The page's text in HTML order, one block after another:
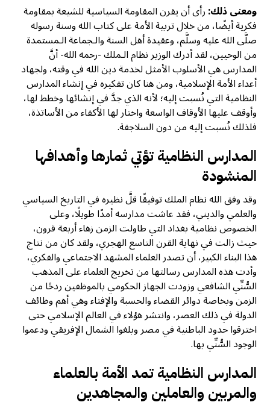
ومعنى ذلك:رأى أن يقرن المقاومة السياسية للشيعة بمقاومة
فكرية أيضًا، من خلال تربية الأمة على كتاب الله وسنة رسوله
صلَّى الله عليه وسلَّم، وعقيدة أهل السنة والـجماعة الـمستمدة
من الوحيين، لقد أدرك الوزير نظام الـملك -رحمه الله- أنَّ
المدارس هي الأسلوب الأمثل لخدمة دين الله في وقته، ولجهاد
أعداء الأمة الإسلامية، ومن هنا كان تفكيره في إنشاء المدارس
النظامية التي نُسبت إليه؛ لأنه الذي جدَّ في إنشائها وخطط لها،
وأوقف عليها الأوقاف الواسعة واختار لها الأكفاء من الأساتذة،
فلذلك نُسبت إليه من دون السلاجقة.
المدارس النظامية تؤتي ثمارها وأهدافها
المنشودة
وقد وفق الله نظام الملك توفيقًا قلَّ نظيره في التاريخ السياسي
والعلمي والديني، فقد عاشت مدارسه أمدًا طويلًا، وعلى
الخصوص نظامية بغداد التي طاولت الزمن زهاء أربعة قرون،
حيث زالت في نهاية القرن التاسع الهجري، ولقد كان من نتاج
هذا البناء الكبير، أن تصدر العلماء المشهد الاجتماعي والفكري،
وأدت هذه المدارس رسالتها من تخريج العلماء على المذهب
السُّنِّي الشافعي وزودت الجهاز الحكومي بالموظفين ردحًا من
الزمن وبخاصة دوائر القضاء والحسبة والإفتاء وهي أهم وظائف
الدولة في ذلك العصر، وانتشر هؤلاء في العالم الإسلامي حتى
اخترقوا حدود الباطنية في مصر وبلغوا الشمال الإفريقي ودعموا
الوجود السُّنِّي بها.
المدارس النظامية تمد الأمة بالعلماء
والمربين والعاملين والمجاهدين